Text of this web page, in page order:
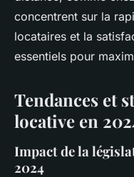
concentrent sur la
locataires et la
essentiels pour
Tendances et
locative en
Impact de la
2024